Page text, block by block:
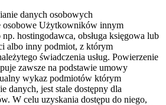
danych osobowych
osobowe Użytkowników innym
hostingodawca, obsługa księgowa lub
albo inny podmiot, z którym
świadczenia usług. Powierzenie
zawsze na podstawie umowy
wykaz podmiotów którym
danych, jest stale dostępny dla
W celu uzyskania dostępu do niego,